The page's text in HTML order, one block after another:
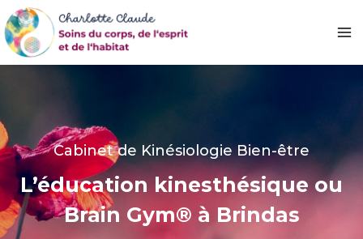
Aller
au
contenu
Cabinet de Kinésiologie Bien-être
L’éducation kinesthésique ou
Brain Gym® à Brindas